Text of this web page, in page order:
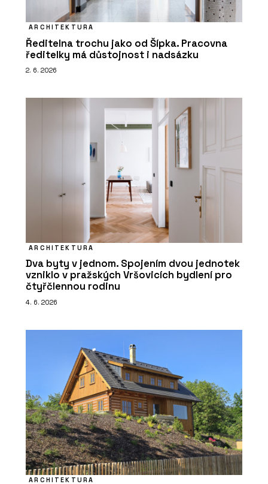
ARCHITEKTURA
Ředitelna trochu jako od Šípka. Pracovna
ředitelky má důstojnost i nadsázku
2. 6. 2026
ARCHITEKTURA
Dva byty v jednom. Spojením dvou jednotek
vzniklo v pražských Vršovicích bydlení pro
čtyřčlennou rodinu
4. 6. 2026
ARCHITEKTURA